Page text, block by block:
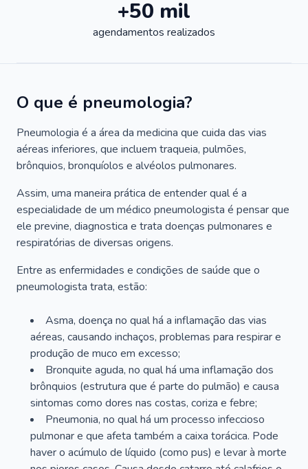
+50 mil
agendamentos realizados
O que é pneumologia?
Pneumologia é a área da medicina que cuida das vias
aéreas inferiores, que incluem traqueia, pulmões,
brônquios, bronquíolos e alvéolos pulmonares.
Assim, uma maneira prática de entender qual é a
especialidade de um médico pneumologista é pensar que
ele previne, diagnostica e trata doenças pulmonares e
respiratórias de diversas origens.
Entre as enfermidades e condições de saúde que o
pneumologista trata, estão:
Asma, doença no qual há a inflamação das vias
aéreas, causando inchaços, problemas para respirar e
produção de muco em excesso;
Bronquite aguda, no qual há uma inflamação dos
brônquios (estrutura que é parte do pulmão) e causa
sintomas como dores nas costas, coriza e febre;
Pneumonia, no qual há um processo infeccioso
pulmonar e que afeta também a caixa torácica. Pode
haver o acúmulo de líquido (como pus) e levar à morte